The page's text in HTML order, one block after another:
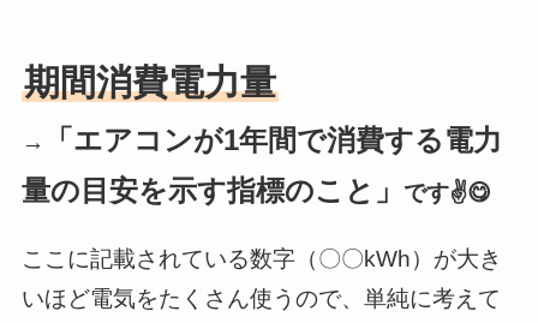
期間消費電力量
→
「エアコンが1年間で消費する電力
量の目安を示す指標のこと」
です✌️😋
ここに記載されている数字（〇〇kWh）が大き
いほど電気をたくさん使うので、単純に考えて